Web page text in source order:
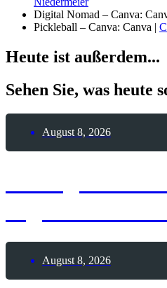
Digital Nomad – Canva:
Pickleball – Canva: Canva |
Heute ist außerdem...
Sehen Sie, was heute
August 8, 2026
August 8, 2026